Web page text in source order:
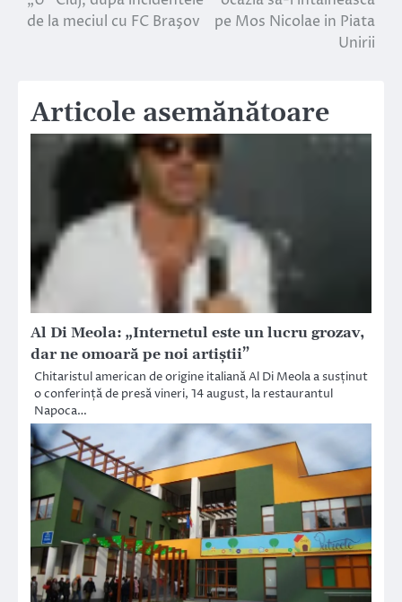
în
de la meciul cu FC Braşov
pe Mos Nicolae in Piata
Unirii
Articole asemănătoare
Al Di Meola: „Internetul este un lucru grozav,
dar ne omoară pe noi artiștii”
Chitaristul american de origine italiană Al Di Meola a susținut
o conferință de presă vineri, 14 august, la restaurantul
Napoca…